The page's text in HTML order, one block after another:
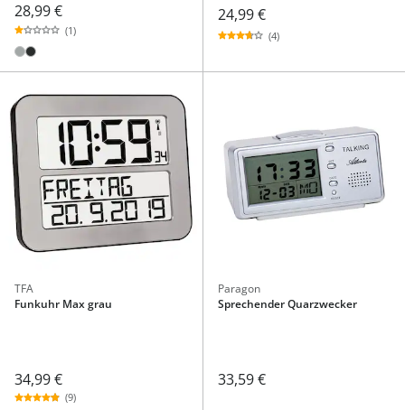
28,99 €
(1)
24,99 €
(4)
TFA
Funkuhr Max grau
34,99 €
(9)
Paragon
Sprechender Quarzwecker
33,59 €